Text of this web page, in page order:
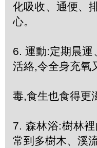
化吸收、通便、
心。
6. 運動:定期晨
活絡,令全身充氧
毒,食生也食得更
7. 森林浴:樹林
常到多樹木、溪